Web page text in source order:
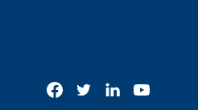
facebooktwitter linkedinyoutube